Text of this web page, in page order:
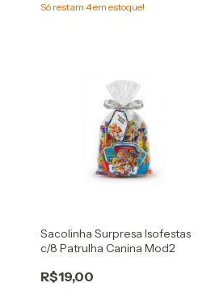
Só restam 4em estoque!
Sacolinha Surpresa Isofestas
c/8 Patrulha Canina Mod2
R$19,00